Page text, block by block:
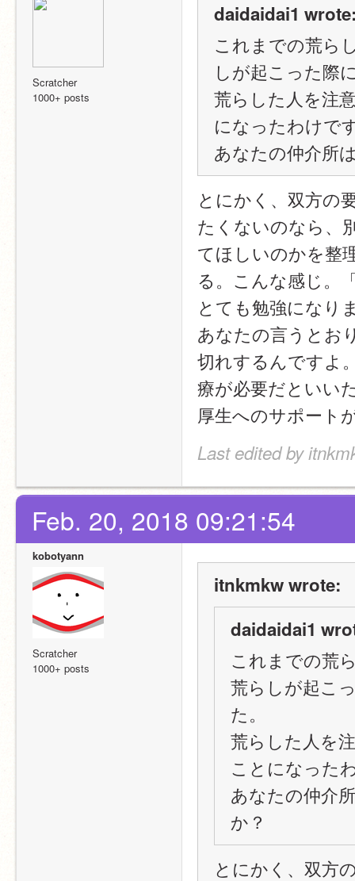
Scratcher
1000+ posts
daidaidai1
これまでの荒ら
しが起こった際
荒らした人を注
になったわけで
あなたの仲介所
とにかく、双方の
たくないのなら、
てほしいのかを整
る。こんな感じ。
とても勉強になり
あなたの言うとお
切れするんですよ
療が必要だといい
厚生へのサポート
Last edited by
Feb. 20, 2018 09:21:54
kobotyann
Scratcher
1000+ posts
itnkmkw wrote:
daidaidai1
これまでの荒
荒らしが起こ
た。
荒らした人を
ことになった
あなたの仲介
か？
とにかく、双方